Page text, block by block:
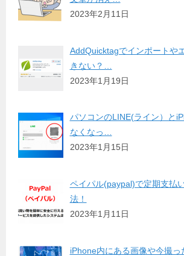
2023年2月11日
AddQuicktagでインポートや
きない？…
2023年1月19日
パソコンのLINE(ライン）と
なくなっ…
2023年1月15日
ペイパル(paypal)で定期支払
法！
2023年1月11日
iPhone内にある画像や今撮っ